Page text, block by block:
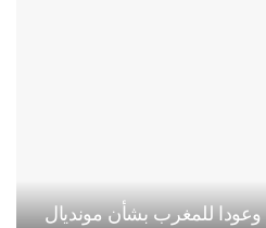
وعودا للمغرب بشأن مونديال